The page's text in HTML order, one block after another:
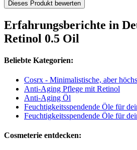
Dieses Produkt bewerten
Erfahrungsberichte in
Retinol 0.5 Oil
Beliebte Kategorien:
Cosrx - Minimalistische, aber
Anti-Aging Pflege mit Retinol
Anti-Aging Öl
Feuchtigkeitsspendende Öle für
Feuchtigkeitsspendende Öle für
Cosmeterie entdecken: